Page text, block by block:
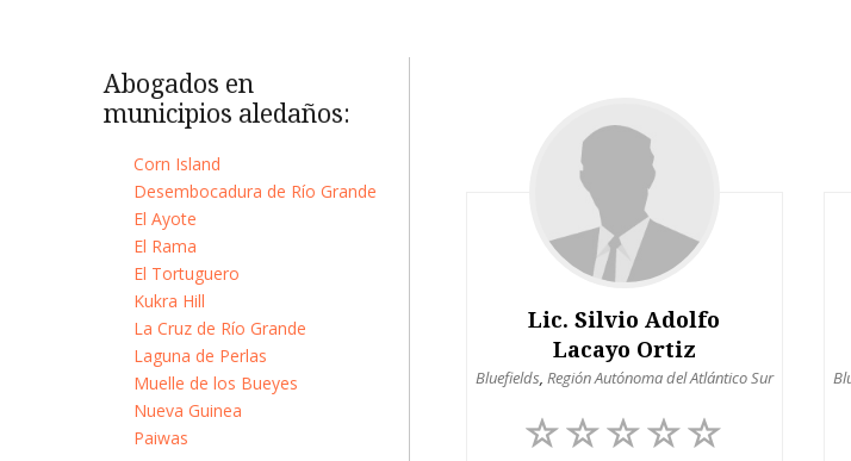
Abogados en
municipios aledaños:
Corn Island
Desembocadura de Río Grande
El Ayote
El Rama
El Tortuguero
Kukra Hill
La Cruz de Río Grande
Laguna de Perlas
Muelle de los Bueyes
Nueva Guinea
Paiwas
Lic. Silvio Adolfo
Lacayo Ortiz
Bluefields, Región Autónoma del Atlántico Sur